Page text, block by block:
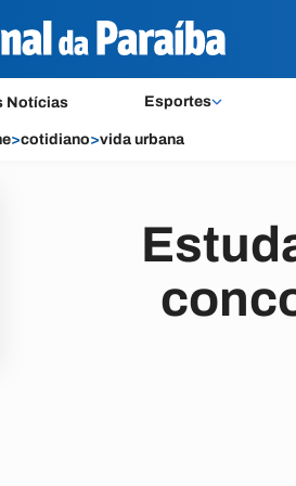
Notícias Esportes
>cotidiano>vida urbana